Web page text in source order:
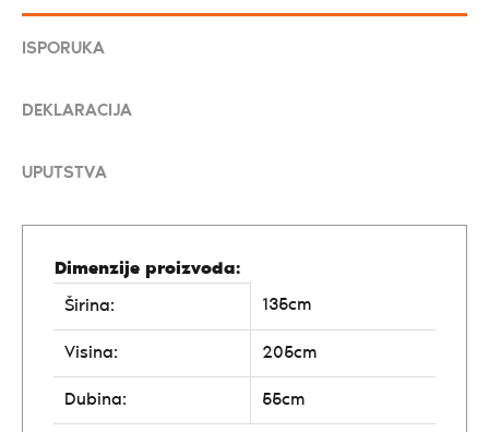
ISPORUKA
DEKLARACIJA
UPUTSTVA
Dimenzije proizvoda:
Širina:
135cm
Visina: 205cm
Dubina: 55cm